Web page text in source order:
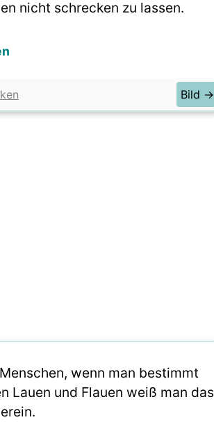
nicht schrecken zu lassen.
Bild →
wenn man bestimmt
Lauen und Flauen weiß man das